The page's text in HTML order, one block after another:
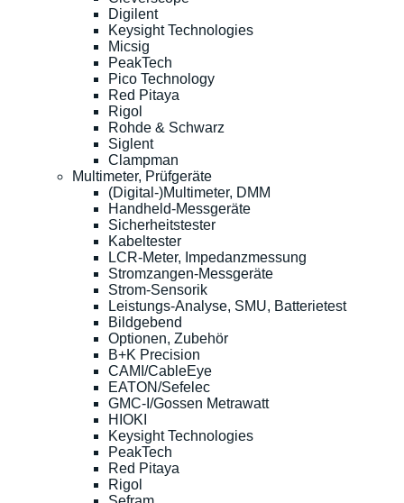
Digilent
Keysight Technologies
Micsig
PeakTech
Pico Technology
Red Pitaya
Rigol
Rohde & Schwarz
Siglent
Clampman
Multimeter, Prüfgeräte
(Digital-)Multimeter, DMM
Handheld-Messgeräte
Sicherheitstester
Kabeltester
LCR-Meter, Impedanzmessung
Stromzangen-Messgeräte
Strom-Sensorik
Leistungs-Analyse, SMU, Batterietest
Bildgebend
Optionen, Zubehör
B+K Precision
CAMI/CableEye
EATON/Sefelec
GMC-I/Gossen Metrawatt
HIOKI
Keysight Technologies
PeakTech
Red Pitaya
Rigol